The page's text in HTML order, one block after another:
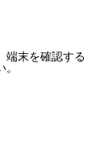
端末を確認する